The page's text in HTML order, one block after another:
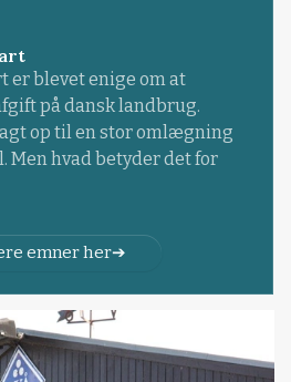
er blevet enige om at
på dansk landbrug.
op til en stor omlægning
Men hvad betyder det for
emner her